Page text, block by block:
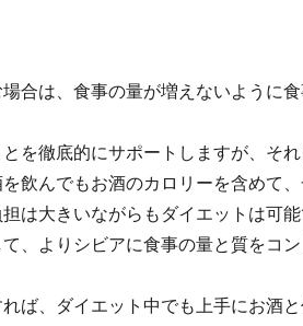
合は、食事の量が増えないように
を徹底的にサポートしますが、そ
飲んでもお酒のカロリーを含めて
は大きいながらもダイエットは可
、よりシビアに食事の量と質をコン
ば、ダイエット中でも上手にお酒